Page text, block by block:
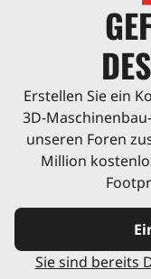
Erstellen Sie ein
3D-
unseren Foren
Million
Sie sind bereits